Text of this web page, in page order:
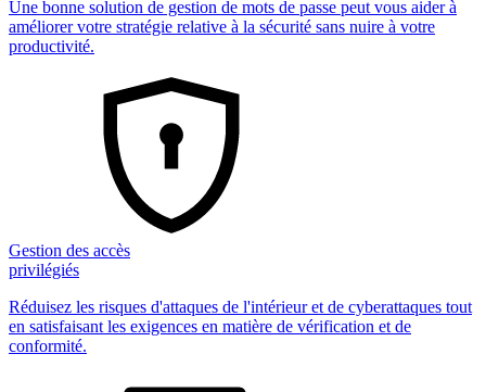
Une bonne solution de gestion de mots de passe peut vous aider à
améliorer votre stratégie relative à la sécurité sans nuire à votre
productivité.
Gestion des accès
privilégiés
Réduisez les risques d'attaques de l'intérieur et de cyberattaques tout
en satisfaisant les exigences en matière de vérification et de
conformité.